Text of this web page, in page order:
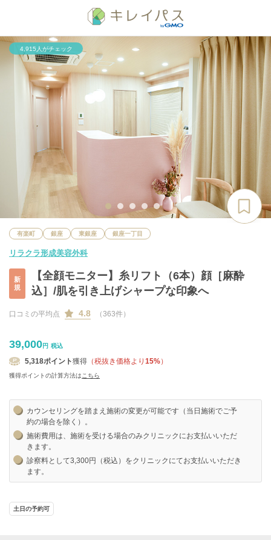
4,915人がチェック
有楽町 銀座 東銀座 銀座一丁目
リラクラ形成美容外科
新
規
【全顔モニター】糸リフト（6本）顔［麻酔
込］/肌を引き上げシャープな印象へ
口コミの平均点 4.8 （363件）
39,000円 税込
5,318ポイント獲得 （税抜き価格より 15%）
獲得ポイントの計算方法はこちら
カウンセリングを踏まえ施術の変更が可能です（当日施術でご予
約の場合を除く）。
施術費用は、施術を受ける場合のみクリニックにお支払いいただ
きます。
診察料として3,300円（税込）をクリニックにてお支払いいただき
ます。
土日の予約可